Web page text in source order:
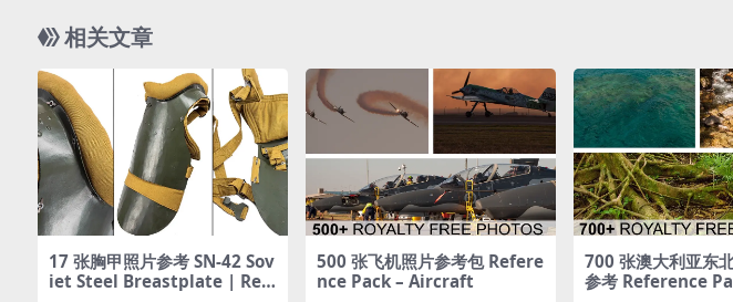
相关文章
17 张胸甲照片参考 SN-42 Sov
iet Steel Breastplate | Ref
500 张飞机照片参考包 Refere
nce Pack – Aircraft
700 张澳大利亚东
参考 Reference